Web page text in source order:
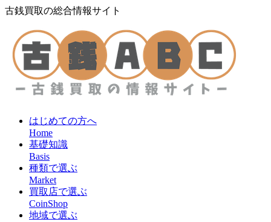
古銭買取の総合情報サイト
はじめての方へ
Home
基礎知識
Basis
種類で選ぶ
Market
買取店で選ぶ
CoinShop
地域で選ぶ